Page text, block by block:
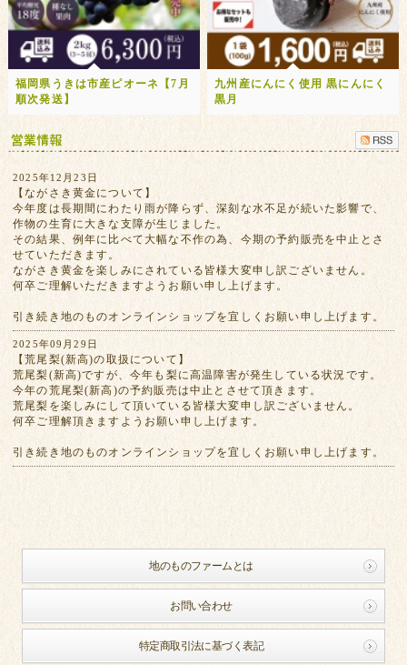
福岡県うきは市産ピオーネ【7月
順次発送】
九州産にんにく使用 黒にんにく
黒月
2025年12月23日
【ながさき黄金について】
今年度は長期間にわたり雨が降らず、深刻な水不足が続いた影響で、
作物の生育に大きな支障が生じました。
その結果、例年に比べて大幅な不作の為、今期の予約販売を中止とさ
せていただきます。
ながさき黄金を楽しみにされている皆様大変申し訳ございません。
何卒ご理解いただきますようお願い申し上げます。
引き続き地のものオンラインショップを宜しくお願い申し上げます。
2025年09月29日
【荒尾梨(新高)の取扱について】
荒尾梨(新高)ですが、今年も梨に高温障害が発生している状況です。
今年の荒尾梨(新高)の予約販売は中止とさせて頂きます。
荒尾梨を楽しみにして頂いている皆様大変申し訳ございません。
何卒ご理解頂きますようお願い申し上げます。
引き続き地のものオンラインショップを宜しくお願い申し上げます。
地のものファームとは
お問い合わせ
特定商取引法に基づく表記